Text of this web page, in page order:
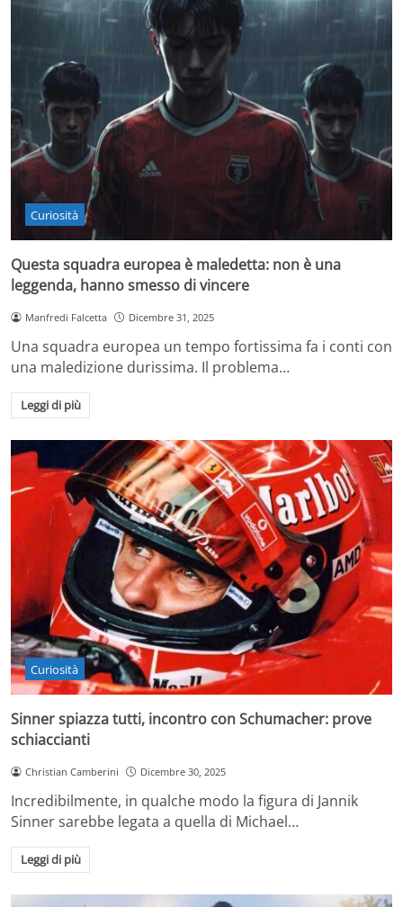
Curiosità
Questa squadra europea è maledetta: non è una
leggenda, hanno smesso di vincere
Manfredi Falcetta Dicembre 31, 2025
Una squadra europea un tempo fortissima fa i conti con
una maledizione durissima. Il problema…
Leggi di più
Curiosità
Sinner spiazza tutti, incontro con Schumacher: prove
schiaccianti
Christian Camberini Dicembre 30, 2025
Incredibilmente, in qualche modo la figura di Jannik
Sinner sarebbe legata a quella di Michael…
Leggi di più